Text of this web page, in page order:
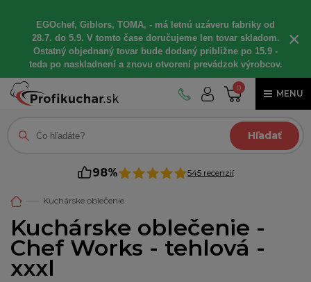
EGOchef, Giblors, TOMA, - má letnú uzáveru fabriky od
28.7. do 5.9. V tomto čase doručujeme len tovar skladom.
Ostatný objednaný tovar bude dodaný približne po 15.9 -
teda po naskladnení a znovu otvorení prevádzok výrobcov.
×
0
MENU
Hľadať
98% 545 recenzií
Kuchárske oblečenie
Kuchárske oblečenie -
Chef Works - tehlová -
xxxl